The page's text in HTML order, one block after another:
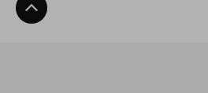
Нагоре